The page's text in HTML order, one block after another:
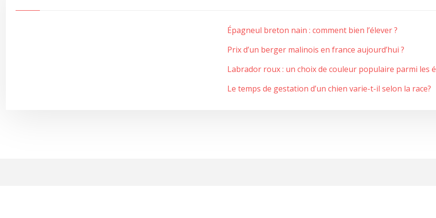
Épagneul breton nain : comment bien l’élever ?
Prix d’un berger malinois en france aujourd’hui ?
Labrador roux : un choix de couleur populaire parmi les
Le temps de gestation d’un chien varie-t-il selon la race?